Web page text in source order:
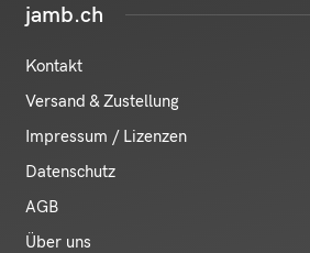
jamb.ch
Kontakt
Versand & Zustellung
Impressum / Lizenzen
Datenschutz
AGB
Über uns